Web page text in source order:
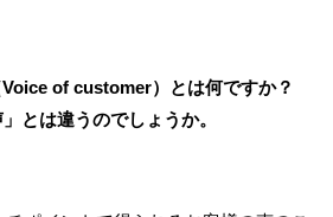
of customer）とは何ですか？
とは違うのでしょうか。